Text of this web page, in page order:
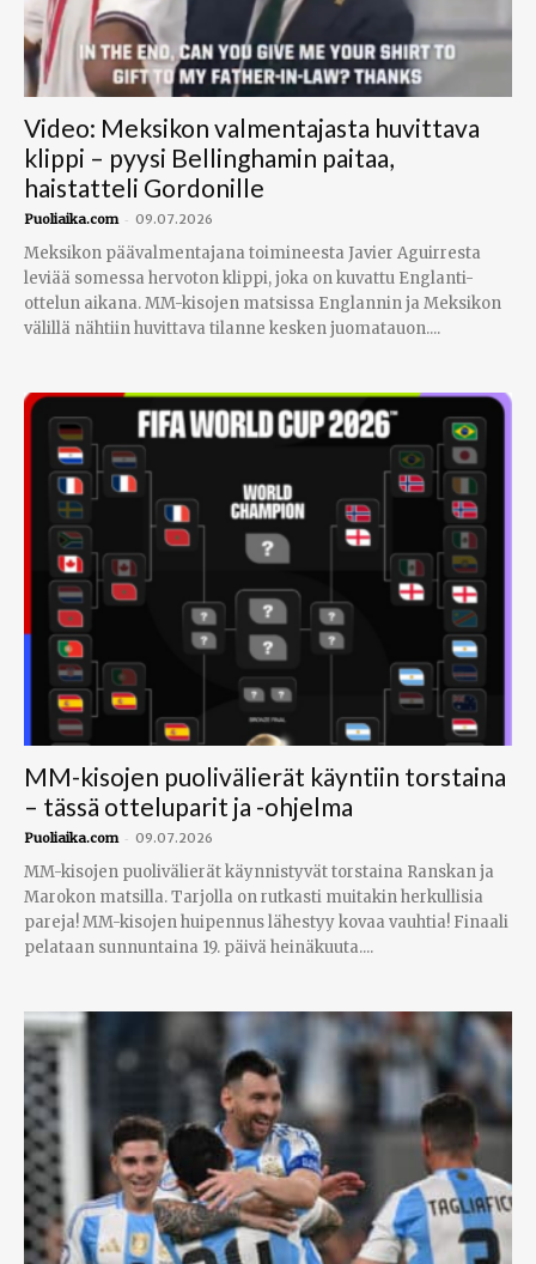
Video: Meksikon valmentajasta huvittava
klippi – pyysi Bellinghamin paitaa,
haistatteli Gordonille
Puoliaika.com - 09.07.2026
Meksikon päävalmentajana toimineesta Javier Aguirresta
leviää somessa hervoton klippi, joka on kuvattu Englanti-
ottelun aikana. MM-kisojen matsissa Englannin ja Meksikon
välillä nähtiin huvittava tilanne kesken juomatauon....
MM-kisojen puolivälierät käyntiin torstaina
– tässä otteluparit ja -ohjelma
Puoliaika.com - 09.07.2026
MM-kisojen puolivälierät käynnistyvät torstaina Ranskan ja
Marokon matsilla. Tarjolla on rutkasti muitakin herkullisia
pareja! MM-kisojen huipennus lähestyy kovaa vauhtia! Finaali
pelataan sunnuntaina 19. päivä heinäkuuta....